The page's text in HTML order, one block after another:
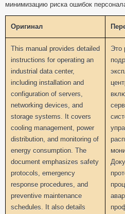
минимизацию риска ошибок
Оригинал
This manual provides detailed
instructions for operating an
industrial data center,
including installation and
configuration of servers,
networking devices, and
storage systems. It covers
cooling management, power
distribution, and monitoring of
energy consumption. The
document emphasizes safety
protocols, emergency
response procedures, and
preventive maintenance
schedules. It also details
Это